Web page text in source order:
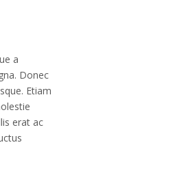
a
Donec
Etiam
erat ac